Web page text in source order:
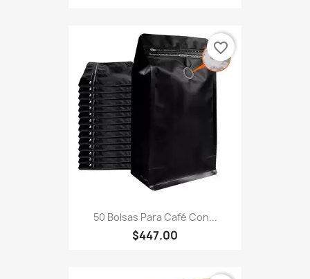
50 Bolsas Para Café Con...
$447.00
favorite_border